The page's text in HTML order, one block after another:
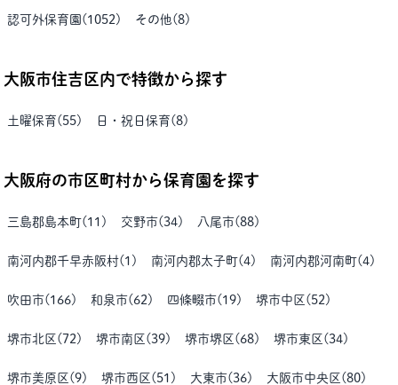
認可外保育園 ( 1052 ) その他(8)
大阪市住吉区内で特徴から探す
土曜保育( 55) 日・祝日保育(8)
大阪府の市区町村から保育園を探す
三島郡島本町( 11 ) 交野市(34) 八尾市(88)
南河内郡千早赤阪村( 1 ) 南河内郡太子町(4) 南河内郡河南町(4)
吹田市( 166) 和泉市( 62 ) 四條畷市( 19) 堺市中区 ( 52 )
堺市北区 ( 72 ) 堺市南区 (39) 堺市堺区 ( 68) 堺市東区 (34)
堺市美原区 (9) 堺市西区 ( 51 ) 大東市(36) 大阪市中央区 (80)